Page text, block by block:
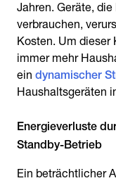
Jahren. Geräte,
verbrauchen,
Kosten. Um dieser
immer mehr
ein dynamischer
Haushaltsgeräten
Energieverluste
Ein beträchtlicher